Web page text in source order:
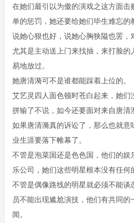
在她们最引以为傲的演戏之这方面击
单的惩罚，她还要给她们毕生难忘的
说她心狠也好，说她心胸狭隘也罢，
尤其是主动送上门来找抽，来打脸的
易地放过。
她唐清漪可不是谁都能踩着上位的。
艾艺灵四人面色顿时苍白起来，她们
拼输了不说，如今还要面对来自唐清
如果唐清漪真的诉讼了，那么也就意
业生涯要落下帷幕了。
不管是泡菜国还是色色国，他们的娱
乐公司，她们这些明星根本没有任何
不管是偶像路线的明星就必须不能谈
员不能出现尴尬演技，他们有共同
闻。